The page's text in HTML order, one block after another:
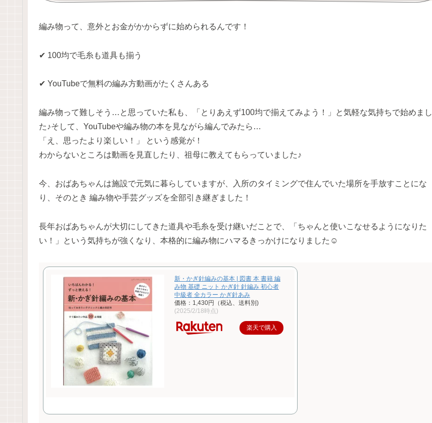
編み物って、意外とお金がかからずに始められるんです！
✔ 100均で毛糸も道具も揃う
✔ YouTubeで無料の編み方動画がたくさんある
編み物って難しそう…と思っていた私も、「とりあえず100均で揃えてみよう！」と気軽な気持ちで始めまし
た♪そして、YouTubeや編み物の本を見ながら編んでみたら…
「え、思ったより楽しい！」 という感覚が！
わからないところは動画を見直したり、祖母に教えてもらっていました♪
今、おばあちゃんは施設で元気に暮らしていますが、入所のタイミングで住んでいた場所を手放すことにな
り、そのとき 編み物や手芸グッズを全部引き継ぎました！
長年おばあちゃんが大切にしてきた道具や毛糸を受け継いだことで、「ちゃんと使いこなせるようになりた
い！」という気持ちが強くなり、本格的に編み物にハマるきっかけになりました☺️
新・かぎ針編みの基本 | 図書 本 書籍 編
み物 基礎 ニット かぎ針 針編み 初心者
中級者 全カラー かぎ針あみ
価格：1,430円（税込、送料別)
(2025/2/18時点)
楽天で購入